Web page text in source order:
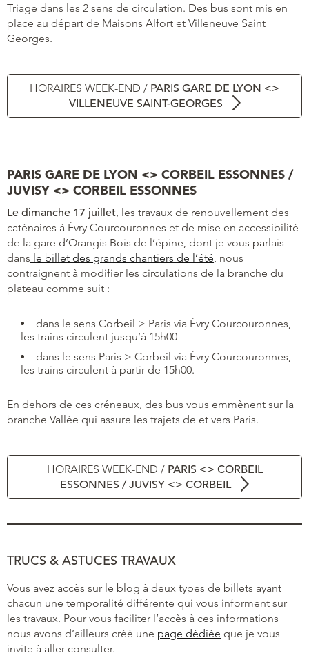
Triage dans les 2 sens de circulation. Des bus sont mis en
place au départ de Maisons Alfort et Villeneuve Saint
Georges.
HORAIRES WEEK-END / PARIS GARE DE LYON <>
VILLENEUVE SAINT-GEORGES
PARIS GARE DE LYON <> CORBEIL ESSONNES /
JUVISY <> CORBEIL ESSONNES
Le dimanche 17 juillet , les travaux de renouvellement des
caténaires à Évry Courcouronnes et de mise en accessibilité
de la gare d’Orangis Bois de l’épine, dont je vous parlais
dans le billet des grands chantiers de l’été , nous
contraignent à modifier les circulations de la branche du
plateau comme suit :
dans le sens Corbeil > Paris via Évry Courcouronnes,
les trains circulent jusqu’à 15h00
dans le sens Paris > Corbeil via Évry Courcouronnes,
les trains circulent à partir de 15h00.
En dehors de ces créneaux, des bus vous emmènent sur la
branche Vallée qui assure les trajets de et vers Paris.
HORAIRES WEEK-END / PARIS <> CORBEIL
ESSONNES / JUVISY <> CORBEIL
TRUCS & ASTUCES TRAVAUX
Vous avez accès sur le blog à deux types de billets ayant
chacun une temporalité différente qui vous informent sur
les travaux. Pour vous faciliter l’accès à ces informations
nous avons d’ailleurs créé une page dédiée que je vous
invite à aller consulter.